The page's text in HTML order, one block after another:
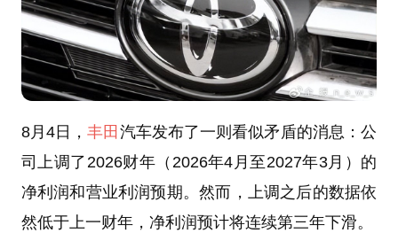
8月4日，丰田 汽车发布了一则看似矛盾的消息：公
司上调了2026财年（2026年4月至2027年3月）的
净利润和营业利润预期。然而，上调之后的数据依
然低于上一财年，净利润预计将连续第三年下滑。